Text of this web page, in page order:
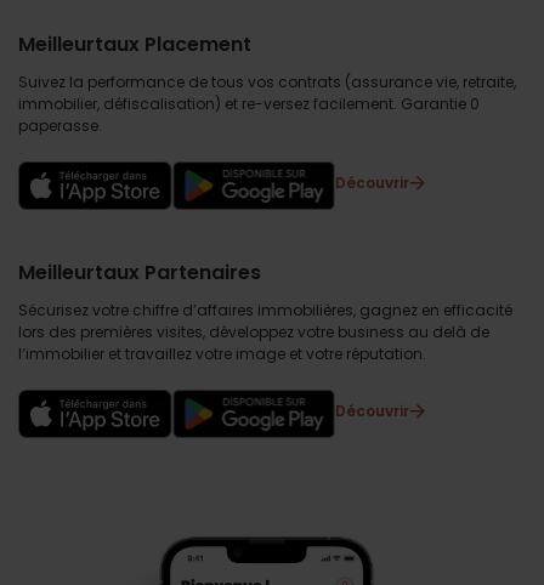
Meilleurtaux Placement
Suivez la performance de tous vos contrats (assurance vie, retraite,
immobilier, défiscalisation) et re-versez facilement. Garantie 0
paperasse.
Découvrir
Meilleurtaux Partenaires
Sécurisez votre chiffre d’affaires immobilières, gagnez en efficacité
lors des premières visites, développez votre business au delà de
l’immobilier et travaillez votre image et votre réputation.
Découvrir